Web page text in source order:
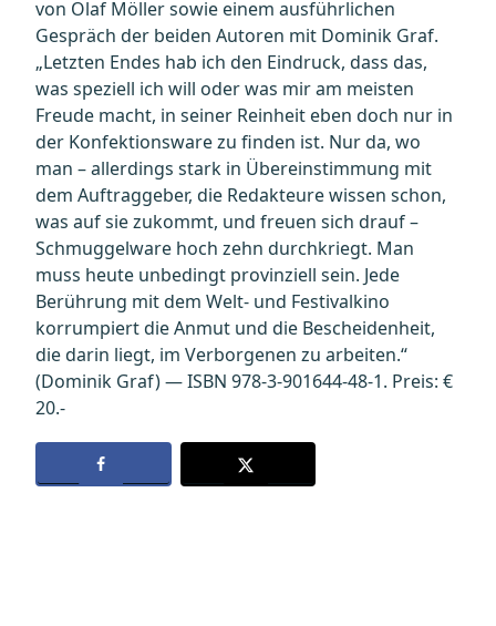
von Olaf Möller sowie einem ausführlichen
Gespräch der beiden Autoren mit Dominik Graf.
„Letzten Endes hab ich den Eindruck, dass das,
was speziell ich will oder was mir am meisten
Freude macht, in seiner Reinheit eben doch nur in
der Konfektionsware zu finden ist. Nur da, wo
man – allerdings stark in Übereinstimmung mit
dem Auftraggeber, die Redakteure wissen schon,
was auf sie zukommt, und freuen sich drauf –
Schmuggelware hoch zehn durchkriegt. Man
muss heute unbedingt provinziell sein. Jede
Berührung mit dem Welt- und Festivalkino
korrumpiert die Anmut und die Bescheidenheit,
die darin liegt, im Verborgenen zu arbeiten.“
(Dominik Graf) — ISBN 978-3-901644-48-1. Preis: €
20.-